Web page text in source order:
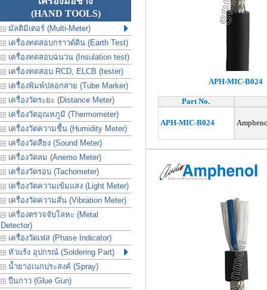
(HAND TOOLS)
มัลติมิเตอร์ (Multi-Meter)
เครื่องทดสอบกราวด์ดิน (Earth Test)
เครื่องทดสอบฉนวน (Insulation test)
เครื่องทดสอบ RCD, ELCB (tester)
เครื่องพิมพ์ปลอกสาย (Tube Marker)
เครื่องวัดระยะ (Distance Meter)
เครื่องวัดอุณหภูมิ (Thermometer)
เครื่องวัดความชื้น (Humidity Meter)
เครื่องวัดสียง (Sound Meter)
เครื่องวัดลม (Anemo Meter)
เครื่องวัดรอบ (Tachometer)
เครื่องวัดความเข้มแสง (Light Meter)
เครื่องวัดความสั่น (Vibration Meter)
เครื่องตรวจจับโลหะ (Metal
Detector)
เครื่องวัดเฟส (Phase Indicator)
หัวแร้ง อุปกรณ์ (Soldering Part)
น้ำยาอเนกประสงค์ (Spray)
ปืนกาว (Glue Gun)
APH-MIC-B024
Part No.
APH-MIC-B024